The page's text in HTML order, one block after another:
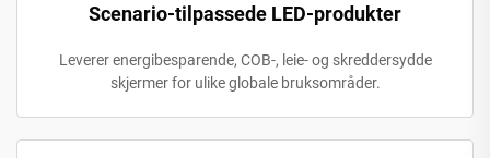
Scenario-tilpassede LED-produkter
Leverer energibesparende, COB-, leie- og skreddersydde
skjermer for ulike globale bruksområder.